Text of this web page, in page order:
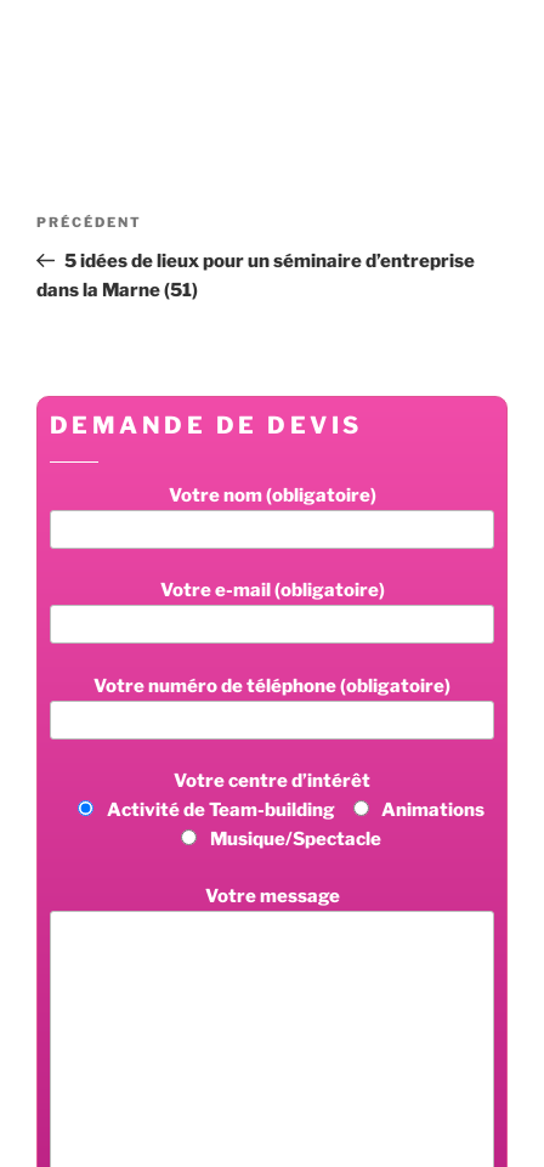
Navigation
l’article
Article
précédent
PRÉCÉDENT
5 idées de lieux pour un séminaire d’entreprise
dans la Marne (51)
DEMANDE DE DEVIS
Votre nom (obligatoire)
Votre e-mail (obligatoire)
Votre numéro de téléphone (obligatoire)
Votre centre d’intérêt
Activité de Team-building
Animations
Musique/Spectacle
Votre message